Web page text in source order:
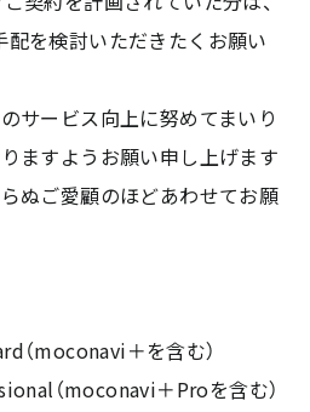
を検討いただきたくお願い
サービス向上に努めてまいり
ますようお願い申し上げます
ぬご愛顧のほどあわせてお願
（moconavi＋を含む）
（moconavi＋Proを含む）